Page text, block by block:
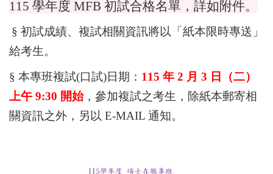
115 學年度 MFB 初試合格名單，詳如附件。
§ 初試成績、複試相關資訊將以「紙本限時專送」
給考生。
§ 本專班複試(口試)日期： 115 年 2 月 3 日（二）
上午 9:30 開始，參加複試之考生，除紙本郵寄相
關資訊之外，另以 E-MAIL 通知。